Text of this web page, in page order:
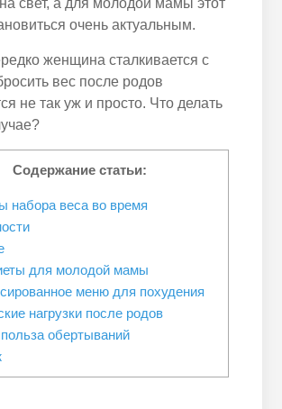
свет, а для молодой мамы этот
очень актуальным.
женщина сталкивается с
вес после родов
не так уж и просто. Что делать
Содержание статьи:
набора веса во время
для молодой мамы
меню для похудения
нагрузки после родов
обертываний